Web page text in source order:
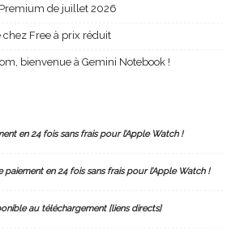
de juillet 2026
chez Free à prix réduit
bienvenue à Gemini Notebook !
en 24 fois sans frais pour l’Apple Watch !
paiement en 24 fois sans frais pour l’Apple Watch !
au téléchargement [liens directs]